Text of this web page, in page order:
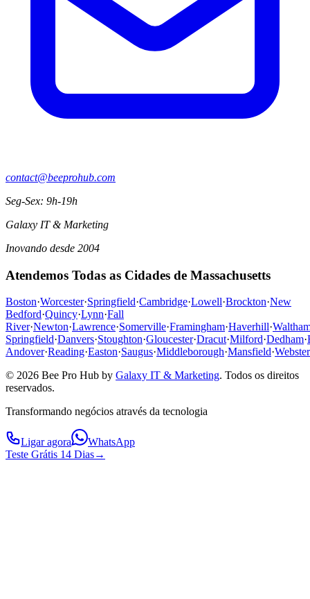
contact@beeprohub.com
Seg-Sex: 9h-19h
Galaxy IT & Marketing
Inovando desde 2004
Atendemos Todas as Cidades de Massachusetts
Boston·Worcester·Springfield·Cambridge·Lowell·Brockton·New
Bedford·Quincy·Lynn·Fall
River·Newton·Lawrence·Somerville·Framingham·Haverhill·
Springfield·Danvers·Stoughton·Gloucester·Dracut·Milford·Dedham·
Andover·Reading·Easton·Saugus·Middleborough·Mansfield·Webster
© 2026 Bee Pro Hub by Galaxy IT & Marketing. Todos os direitos
reservados.
Transformando negócios através da tecnologia
Ligar agora
WhatsApp
Teste Grátis 14 Dias→